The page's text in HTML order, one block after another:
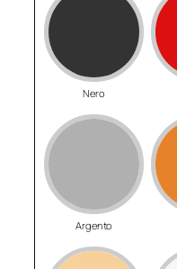
Nero
Argento